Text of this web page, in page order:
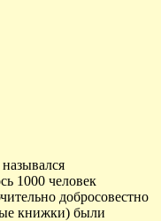
1000 человек
добросовестно
книжки) были